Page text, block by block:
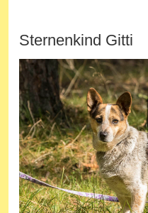
Sternenkind Gitti